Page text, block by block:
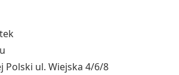
Polski ul. Wiejska 4/6/8